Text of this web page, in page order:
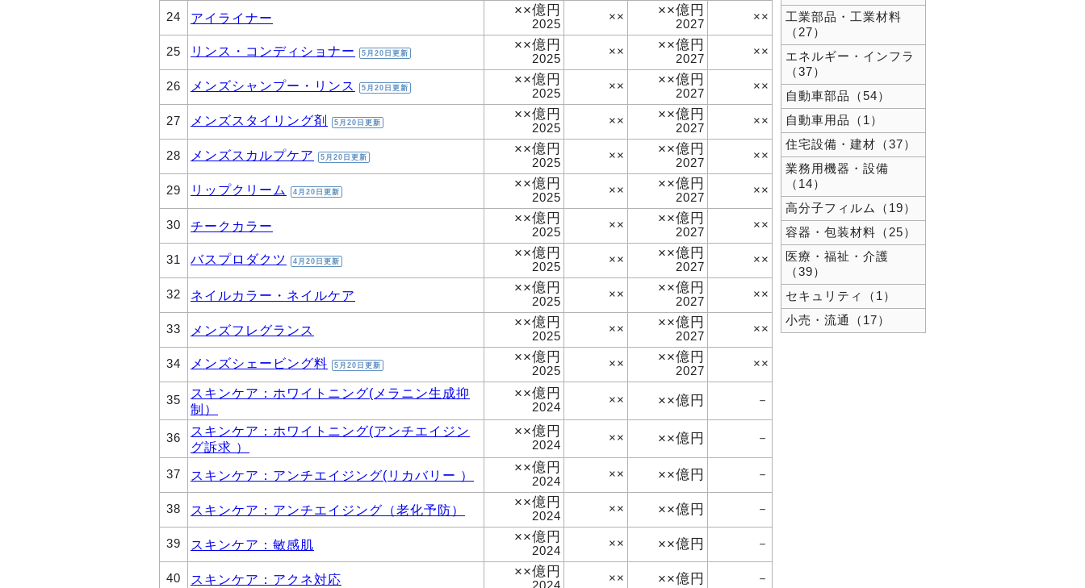
24 アイライナー ××億円
2025
×× ××億円
2027
××
25 リンス・コンディショナー 5月20日更新
××億円
2025
×× ××億円
2027
××
26 メンズシャンプー・リンス 5月20日更新
××億円
2025
×× ××億円
2027
××
27 メンズスタイリング剤 5月20日更新
××億円
2025
×× ××億円
2027
××
28 メンズスカルプケア 5月20日更新
××億円
2025
×× ××億円
2027
××
29 リップクリーム 4月20日更新
××億円
2025
×× ××億円
2027
××
30 チークカラー ××億円
2025
×× ××億円
2027
××
31 バスプロダクツ 4月20日更新
××億円
2025
×× ××億円
2027
××
32 ネイルカラー・ネイルケア ××億円
2025
×× ××億円
2027
××
33 メンズフレグランス ××億円
2025
×× ××億円
2027
××
34 メンズシェービング料 5月20日更新
××億円
2025
×× ××億円
2027
××
35
スキンケア：ホワイトニング(メラニン生成抑
制）
××億円
2024
×× ××億円 －
36
スキンケア：ホワイトニング(アンチエイジン
グ訴求 ）
××億円
2024
×× ××億円 －
37 スキンケア：アンチエイジング(リカバリー ） ××億円
2024
×× ××億円 －
38 スキンケア：アンチエイジング（老化予防） ××億円
2024
×× ××億円 －
39 スキンケア：敏感肌 ××億円
2024
×× ××億円 －
40 スキンケア：アクネ対応 ××億円
2024
×× ××億円 －
工業部品・工業材料
（27）
エネルギー・インフラ
（37）
自動車部品（54）
自動車用品（1）
住宅設備・建材（37）
業務用機器・設備
（14）
高分子フィルム（19）
容器・包装材料（25）
医療・福祉・介護
（39）
セキュリティ（1）
小売・流通（17）